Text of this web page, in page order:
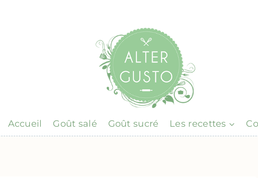
Accueil Goût salé Goût sucré Les recettes